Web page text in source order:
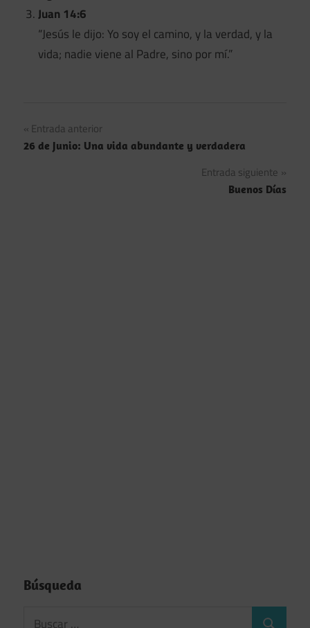
Juan 14:6
“Jesús le dijo: Yo soy el camino, y la verdad, y la
vida; nadie viene al Padre, sino por mí.”
Navegación
de
Entrada anterior
26 de Junio: Una vida abundante y verdadera
Entrada siguiente
Buenos Días
Búsqueda